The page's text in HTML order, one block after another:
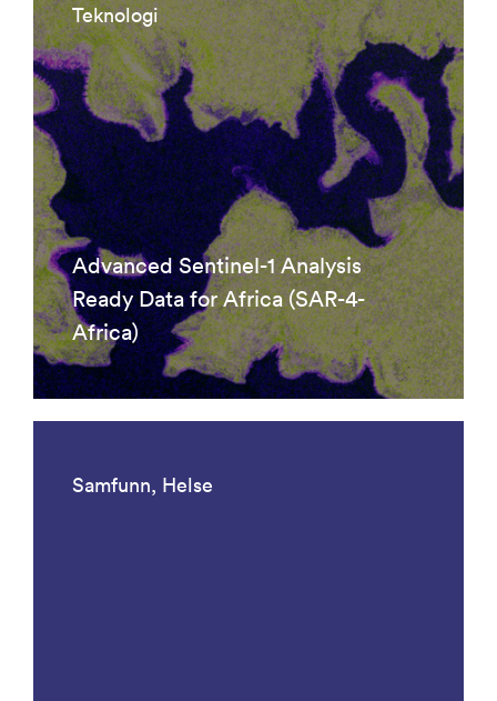
Teknologi
Advanced Sentinel-1 Analysis
Ready Data for Africa (SAR-4-
Africa)
Samfunn, Helse